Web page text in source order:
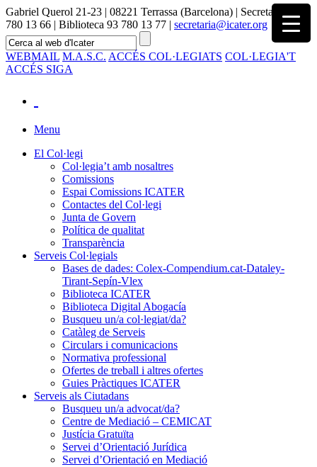
Gabriel Querol 21-23 | 08221 Terrassa (Barcelona) | Secretaria 93
780 13 66 | Biblioteca 93 780 13 77 | secretaria@icater.org
WEBMAIL M.A.S.C. ACCÉS COL·LEGIATS COL·LEGIA'T
ACCÉS SIGA
Menu
El Col·legi
Col·legia’t amb nosaltres
Comissions
Espai Comissions ICATER
Contactes del Col·legi
Junta de Govern
Política de qualitat
Transparència
Serveis Col·legials
Bases de dades: Colex-Compendium.cat-Dataley-
Tirant-Sepín-Vlex
Biblioteca ICATER
Biblioteca Digital Abogacía
Busqueu un/a col·legiat/da?
Catàleg de Serveis
Circulars i comunicacions
Normativa professional
Ofertes de treball i altres ofertes
Guies Pràctiques ICATER
Serveis als Ciutadans
Busqueu un/a advocat/da?
Centre de Mediació – CEMICAT
Justícia Gratuïta
Servei d’Orientació Jurídica
Servei d’Orientació en Mediació